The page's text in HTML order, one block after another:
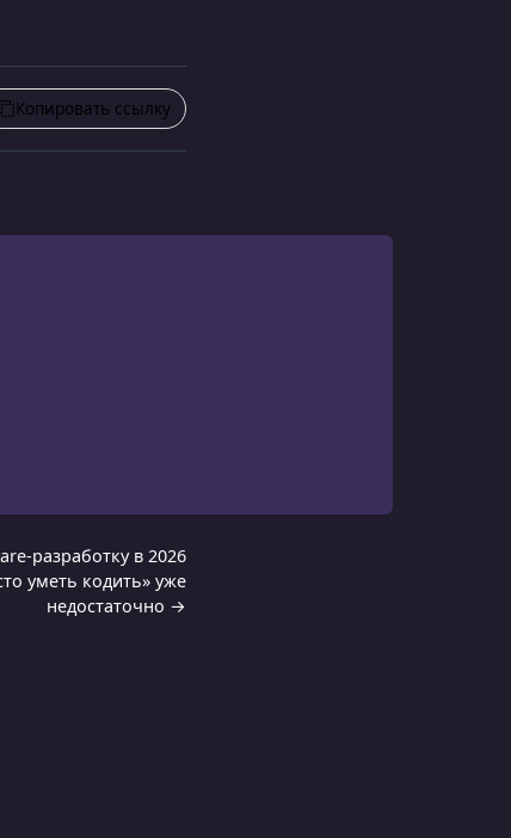
Копировать ссылку
разработку в 2026
уметь кодить» уже
недостаточно →